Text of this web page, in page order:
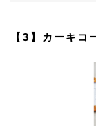
【3】カーキ